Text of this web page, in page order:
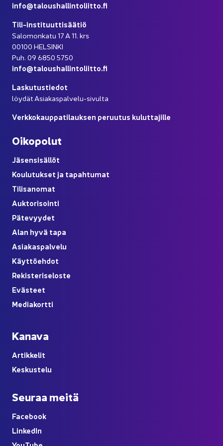
info@ta­lous­hal­lin­to­liit­to.fi
Tili-​instituuttisäätiö
Sa­lo­mon­ka­tu 17 A 11. krs
00100 HEL­SIN­KI
Puh. 09 6850 5750
info@ta­lous­hal­lin­to­liit­to.fi
Las­ku­tus­tie­dot
löy­dät Asiakaspalvelu-​sivulta
Verk­ko­kaup­pa­ti­lauk­sen pe­ruu­tus ku­lut­ta­jil­le
Oi­ko­po­lut
Jä­sen­si­säl­löt
Kou­lu­tuk­set ja ta­pah­tu­mat
Ti­li­sa­no­mat
Auk­to­ri­soin­ti
Pä­te­vyy­det
Alan hyvä tapa
Asia­kas­pal­ve­lu
Käyt­tö­eh­dot
Re­kis­te­ri­se­los­te
Eväs­teet
Me­dia­kort­ti
Ka­na­va
Ar­tik­ke­lit
Kes­kus­te­lu
Seu­raa meitä
Face­book
Lin­ke­dIn